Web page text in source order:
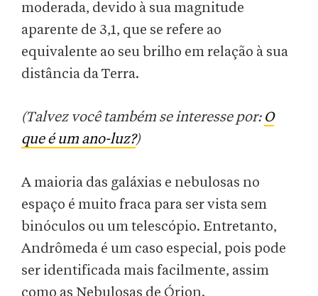
moderada, devido à sua magnitude
aparente de 3,1, que se refere ao
equivalente ao seu brilho em relação à sua
distância da Terra.
(Talvez você também se interesse por: O
que é um ano-luz?)
A maioria das galáxias e nebulosas no
espaço é muito fraca para ser vista sem
binóculos ou um telescópio. Entretanto,
Andrômeda é um caso especial, pois pode
ser identificada mais facilmente, assim
como as Nebulosas de Órion.